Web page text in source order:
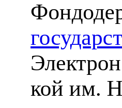
кой им.